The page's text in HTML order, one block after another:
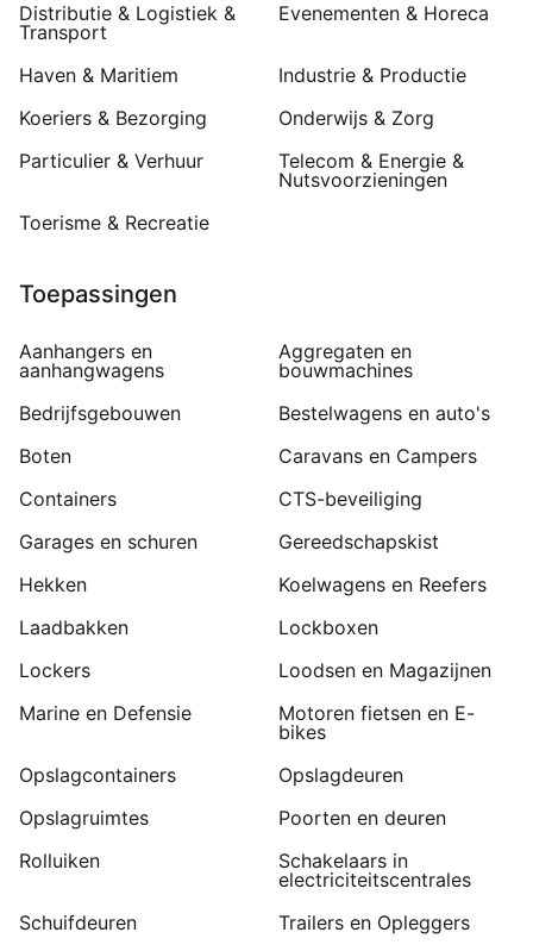
Distributie & Logistiek &
Transport
Evenementen & Horeca
Haven & Maritiem
Industrie & Productie
Koeriers & Bezorging
Onderwijs & Zorg
Particulier & Verhuur
Telecom & Energie &
Nutsvoorzieningen
Toerisme & Recreatie
Toepassingen
Aanhangers en
aanhangwagens
Aggregaten en
bouwmachines
Bedrijfsgebouwen
Bestelwagens en auto's
Boten
Caravans en Campers
Containers
CTS-beveiliging
Garages en schuren
Gereedschapskist
Hekken
Koelwagens en Reefers
Laadbakken
Lockboxen
Lockers
Loodsen en Magazijnen
Marine en Defensie
Motoren fietsen en E-
bikes
Opslagcontainers
Opslagdeuren
Opslagruimtes
Poorten en deuren
Rolluiken
Schakelaars in
electriciteitscentrales
Schuifdeuren
Trailers en Opleggers